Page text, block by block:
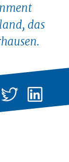
das